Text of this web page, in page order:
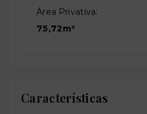
Área Privativa:
75,72m²
Características